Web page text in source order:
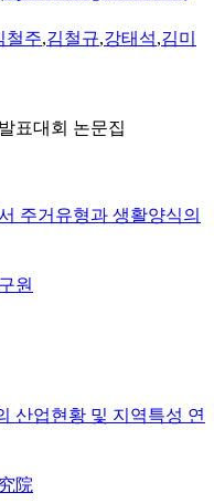
철주,김철규,강태석,김미
표대회 논문집
주거유형과 생활양식의
원
산업현황 및 지역특성 연
院